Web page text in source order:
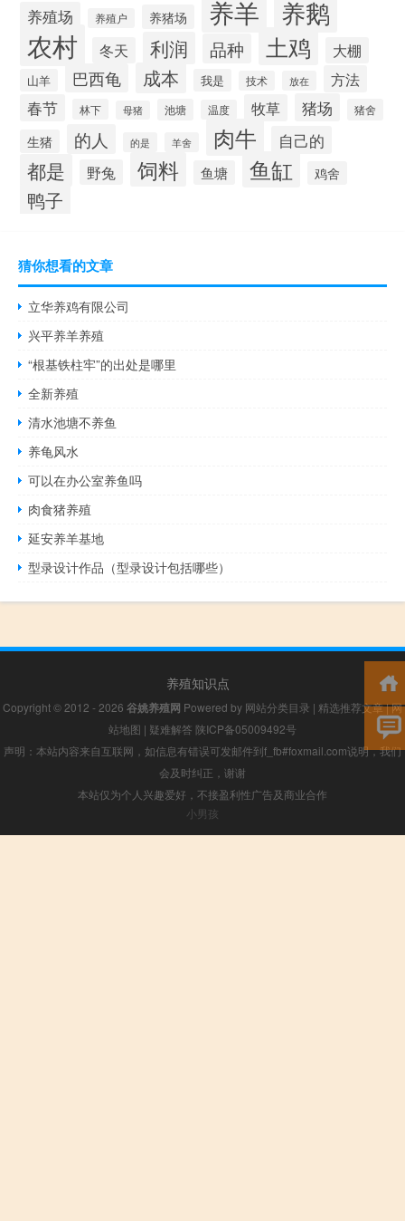
养殖场 养殖户 养猪场 养羊 养鹅
农村 冬天 利润 品种 土鸡 大棚
山羊 巴西龟 成本 我是 技术 放在
方法
春节
林下 母猪 池塘 温度 牧草 猪场 猪舍
生猪 的人 的是 羊舍 肉牛 自己的
都是 野兔 饲料 鱼塘 鱼缸 鸡舍
鸭子
猜你想看的文章
立华养鸡有限公司
兴平养羊养殖
“根基铁柱牢”的出处是哪里
全新养殖
清水池塘不养鱼
养龟风水
可以在办公室养鱼吗
肉食猪养殖
延安养羊基地
型录设计作品（型录设计包括哪些）
养殖知识点
Copyright © 2012 - 2026 谷姚养殖网 Powered by 网站分类目录 | 精选推荐文章|网
站地图 | 疑难解答 陕ICP备05009492号
声明：本站内容来自互联网，如信息有错误可发邮件到f_fb#foxmail.com说明，我们
会及时纠正，谢谢
本站仅为个人兴趣爱好，不接盈利性广告及商业合作
小男孩